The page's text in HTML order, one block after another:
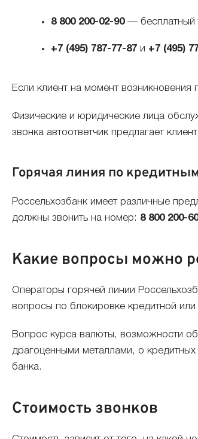
8 800 200-02-90— бесплатный
+7 (495) 787-77-87 и +7 (495)
Если клиент на момент
Физические и юридические лица
звонка автоответчик предлагает
Горячая линия по
Россельхозбанк имеет различные
должны звонить на номер: 8 800 200-
Какие вопросы можно
Операторы горячей линии
вопросы по блокировке кредитной или
Вопрос курса валюты, возможности
драгоценными металлами, о
банка.
Стоимость звонков